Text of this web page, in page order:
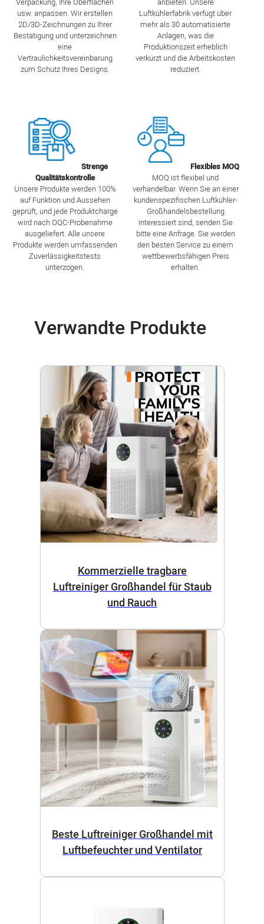
usw. anpassen. Wir erstellen
2D/3D-Zeichnungen zu Ihrer
Bestätigung und unterzeichnen
eine
Vertraulichkeitsvereinbarung
zum Schutz Ihres Designs.
Luftkühlerfabrik verfügt über
mehr als 30 automatisierte
Anlagen, was die
Produktionszeit erheblich
verkürzt und die Arbeitskosten
reduziert.
Strenge
Qualitätskontrolle
Unsere Produkte werden 100%
auf Funktion und Aussehen
geprüft, und jede Produktcharge
wird nach OQC-Probenahme
ausgeliefert. Alle unsere
Produkte werden umfassenden
Zuverlässigkeitstests
unterzogen.
Flexibles MOQ
MOQ ist flexibel und
verhandelbar. Wenn Sie an einer
kundenspezifischen Luftkühler-
Großhandelsbestellung
interessiert sind, senden Sie
bitte eine Anfrage. Sie werden
den besten Service zu einem
wettbewerbsfähigen Preis
erhalten.
Verwandte Produkte
Kommerzielle tragbare
Luftreiniger Großhandel für Staub
und Rauch
Beste Luftreiniger Großhandel mit
Luftbefeuchter und Ventilator